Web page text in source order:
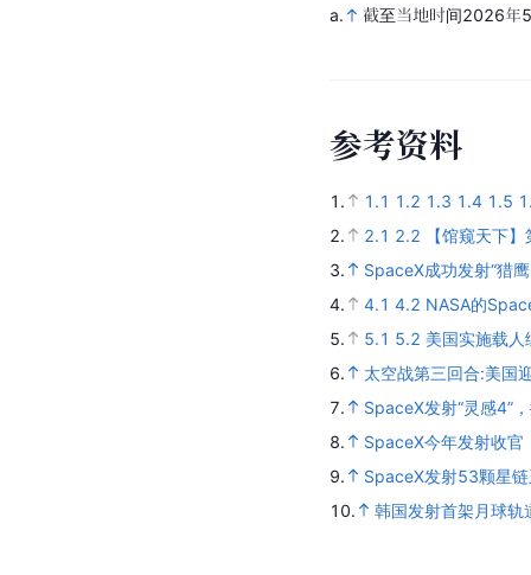
a. 截至当地时间2026
参考资料
1. 1.1 1.2 1.3 1.4 1.5
2.
2.1 2.2
【馆窥天下
3.
SpaceX成功发射“猎
4.
4.1 4.2 NASA的
5.
5.1 5.2 美国实施载人
6.
太空战第三回合:美国
7.
SpaceX发射“灵感4”
8.
SpaceX今年发射收
9.
SpaceX发射53颗星
10.
韩国发射首架月球轨